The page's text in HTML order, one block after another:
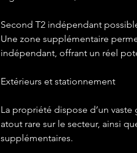
Second T2 indépendant
Une zone supplémentaire
indépendant, offrant un réel
Extérieurs et stationnement
La propriété dispose d’un
atout rare sur le secteur, ainsi
supplémentaires.